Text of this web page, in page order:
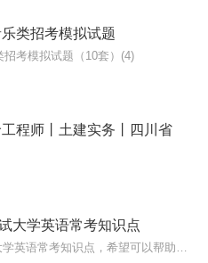
类招考模拟试题
招考模拟试题（10套）(4)
程师丨土建实务丨四川省
大学英语常考知识点